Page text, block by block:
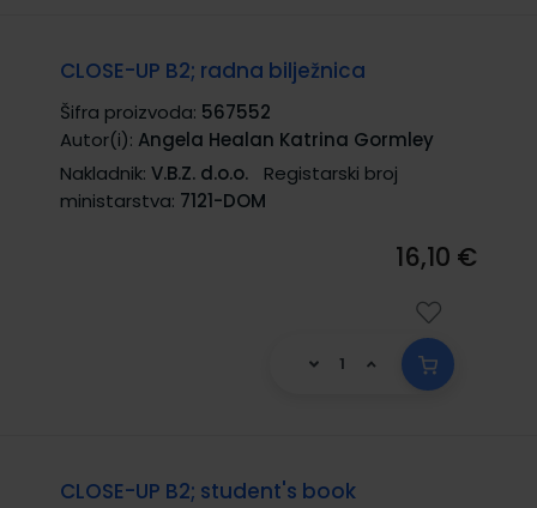
CLOSE-UP B2; radna bilježnica
Šifra proizvoda: 567552
Autor(i): Angela Healan Katrina Gormley
Nakladnik: V.B.Z. d.o.o.
Registarski broj
ministarstva: 7121-DOM
16,10 €
CLOSE-UP B2; student's book